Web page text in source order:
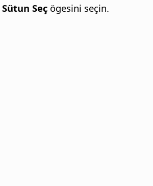
Sütun Seç ögesini seçin.